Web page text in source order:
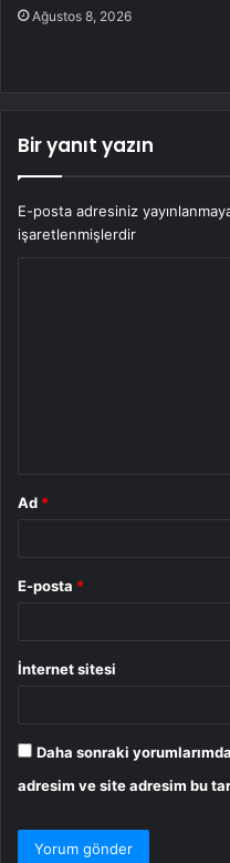
Ağustos 8, 2026
Bir yanıt yazın
E-posta adresiniz
işaretlenmişlerdir
Ad *
E-posta *
İnternet sitesi
Daha sonraki
adresim ve site adresim bu